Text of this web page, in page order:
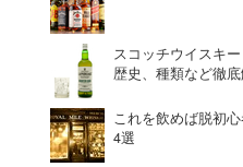
スコッチウイスキー
歴史、種類など徹底
これを飲めば脱初
4選